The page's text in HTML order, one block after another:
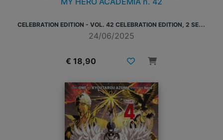
C
ELEBRATION EDITION - VOL. 42 CELEBRATION EDITION, 2 SET DI STICKER, 3 ILLUSTRATION CARD, 2 SOTTOBICCHIERI, 1 CARD DORATA, 1 MINI-SHIKISHI
24/06/2025
€ 18,90